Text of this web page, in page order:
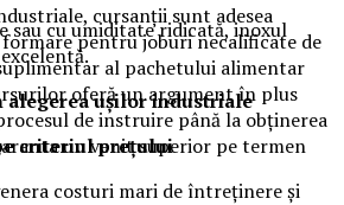
sau cu umiditate ridicată, inoxul
alegerea ușilor industriale
criteriul prețului
costuri mari de întreținere și
cursanții sunt adesea
pentru joburi necalificate de
al pachetului alimentar
oferă un argument în plus
de instruire până la obținerea
un venit superior pe termen